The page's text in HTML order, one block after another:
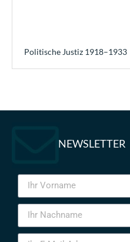
Politische Justiz 1918–1933
NEWSLETTER